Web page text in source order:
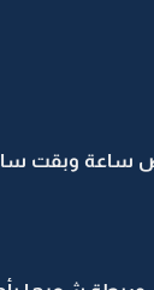
النص ساعة